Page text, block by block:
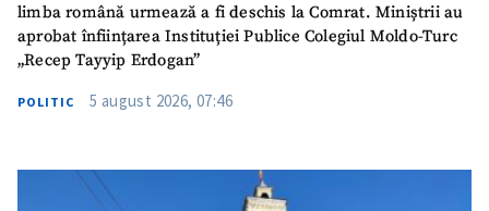
limba română urmează a fi deschis la Comrat. Miniștrii au
aprobat înființarea Instituției Publice Colegiul Moldo-Turc
„Recep Tayyip Erdogan”
POLITIC 5 august 2026, 07:46